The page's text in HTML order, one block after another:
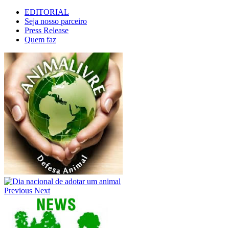
EDITORIAL
Seja nosso parceiro
Press Release
Quem faz
Previous Next